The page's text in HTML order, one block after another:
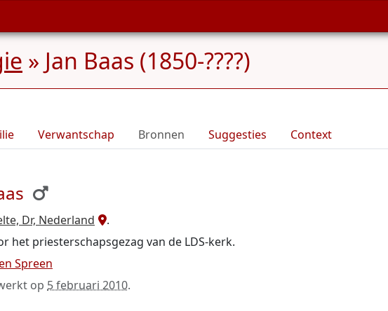
» Jan Baas (1850-????)
Verwantschap Bronnen Suggesties Context
Dr, Nederland
.
het priesterschapsgezag van de LDS-kerk.
Spreen
op 5 februari 2010.